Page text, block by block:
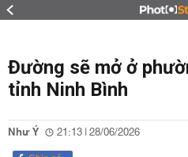
Đường sẽ mở ở
tỉnh Ninh Bình
Như Ý 21:13 | 28/06/2026